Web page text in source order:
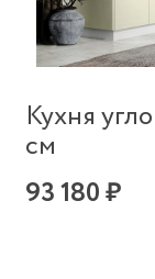
Кухня
см
93 180 ₽